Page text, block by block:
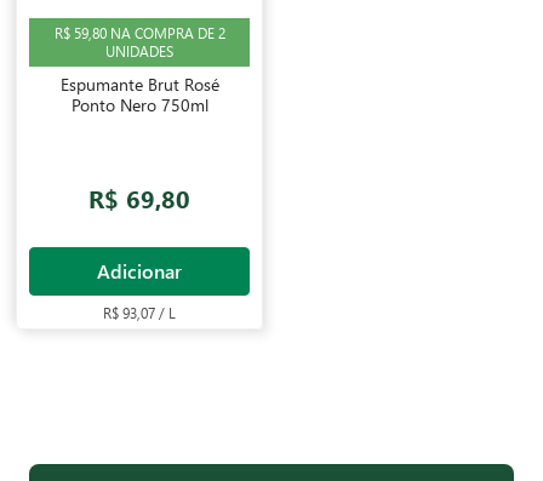
R$ 59,80 NA COMPRA DE 2
UNIDADES
Espumante Brut Rosé
Ponto Nero 750ml
R$ 69,80
Adicionar
R$ 93,07 / L